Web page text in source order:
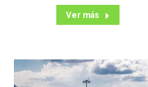
Ver más